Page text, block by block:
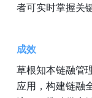
者可实时掌握关
成效
草根知本链融管
应用，构建链融